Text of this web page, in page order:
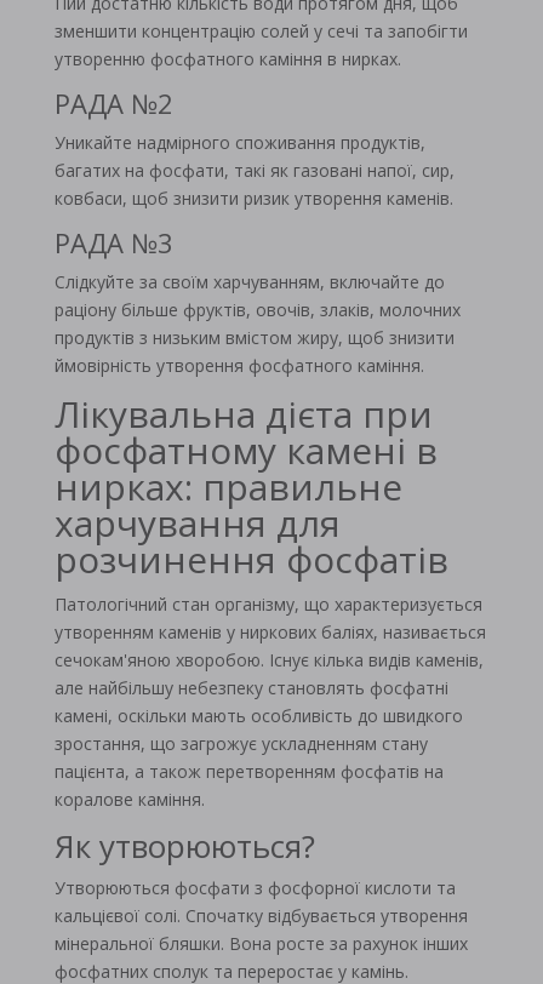
зменшити концентрацію солей у сечі та запобігти
утворенню фосфатного каміння в нирках.
РАДА №2
Уникайте надмірного споживання продуктів,
багатих на фосфати, такі як газовані напої, сир,
ковбаси, щоб знизити ризик утворення каменів.
РАДА №3
Слідкуйте за своїм харчуванням, включайте до
раціону більше фруктів, овочів, злаків, молочних
продуктів з низьким вмістом жиру, щоб знизити
ймовірність утворення фосфатного каміння.
Лікувальна дієта при
фосфатному камені в
нирках: правильне
харчування для
розчинення фосфатів
Патологічний стан організму, що характеризується
утворенням каменів у ниркових баліях, називається
сечокам'яною хворобою. Існує кілька видів каменів,
але найбільшу небезпеку становлять фосфатні
камені, оскільки мають особливість до швидкого
зростання, що загрожує ускладненням стану
пацієнта, а також перетворенням фосфатів на
коралове каміння.
Як утворюються?
Утворюються фосфати з фосфорної кислоти та
кальцієвої солі. Спочатку відбувається утворення
мінеральної бляшки. Вона росте за рахунок інших
фосфатних сполук та переростає у камінь.